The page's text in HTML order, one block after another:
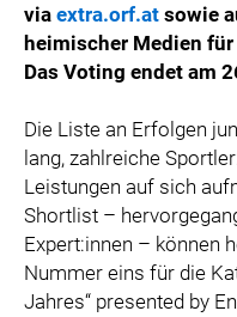
via extra.orf.at sowie
heimischer Medien
Das Voting endet am
Die Liste an Erfolgen
lang, zahlreiche
Leistungen auf sich
Shortlist –
Expert:innen – können
Nummer eins für die
Jahres“ presented by